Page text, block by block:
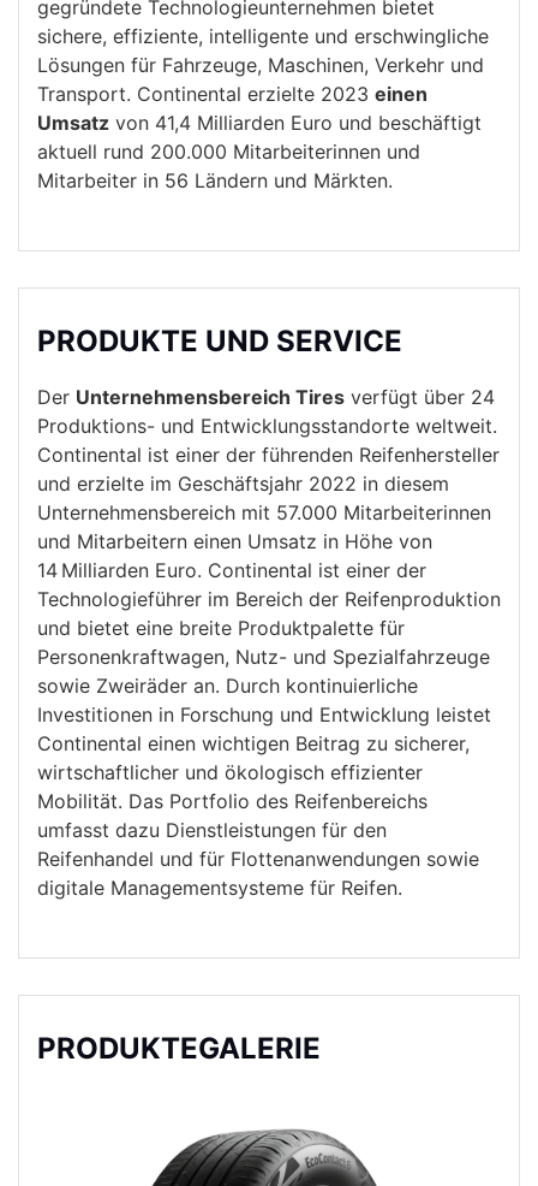
gegründete Technologieunternehmen bietet
sichere, effiziente, intelligente und erschwingliche
Lösungen für Fahrzeuge, Maschinen, Verkehr und
Transport. Continental erzielte 2023 einen
Umsatz von 41,4 Milliarden Euro und beschäftigt
aktuell rund 200.000 Mitarbeiterinnen und
Mitarbeiter in 56 Ländern und Märkten.
PRODUKTE UND SERVICE
Der Unternehmensbereich Tires verfügt über 24
Produktions- und Entwicklungsstandorte weltweit.
Continental ist einer der führenden Reifenhersteller
und erzielte im Geschäftsjahr 2022 in diesem
Unternehmensbereich mit 57.000 Mitarbeiterinnen
und Mitarbeitern einen Umsatz in Höhe von
14 Milliarden Euro. Continental ist einer der
Technologieführer im Bereich der Reifenproduktion
und bietet eine breite Produktpalette für
Personenkraftwagen, Nutz- und Spezialfahrzeuge
sowie Zweiräder an. Durch kontinuierliche
Investitionen in Forschung und Entwicklung leistet
Continental einen wichtigen Beitrag zu sicherer,
wirtschaftlicher und ökologisch effizienter
Mobilität. Das Portfolio des Reifenbereichs
umfasst dazu Dienstleistungen für den
Reifenhandel und für Flottenanwendungen sowie
digitale Managementsysteme für Reifen.
PRODUKTEGALERIE